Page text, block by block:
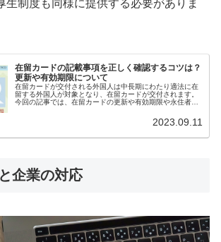
生制度も同様に提供する必要がありま
在留カードの記載事項を正しく確認するコツは​？
更新や有効期限について
在留カードが交付される外国人は中長期にわたり適法に在
留する外国人が対象となり、在留カードが交付されます。
今回の記事では、在留カードの更新や有効期限や永住者や
2023.09.11
企業の対応